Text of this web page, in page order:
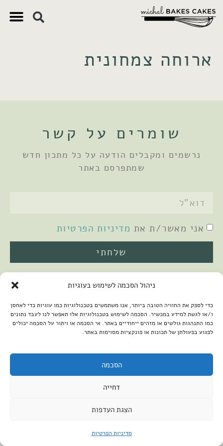
ניהול הסכמה לשימוש בעוגיות
כדי לספק את החוויה הטובה ביותר, אנו משתמשים בטכנולוגיות כמו עוגיות כדי לאחסן
ו/או לגשת למידע במכשיר. הסכמה לשימוש בטכנולוגיות אלו תאפשר לנו לעבד נתונים
כמו התנהגות גולשים או מזהים ייחודיים באתר. אי הסכמה או ויתור על הסכמה יכולים
לפגוע בפעולתן של תכונות או פונקציות מסוימות באתר.
הסכמה
דחייה
הצגת העדפות
מדיניות הפרטיות
ארוחה צמחונית
שומרים על קשר
נרשמים ומקבלים הודעה על כל מתכון חדש
שמתפרסם באתר
אני מאשר/ת את מדיניות הפרטיות
שלחתי
2026 © כל הזכויות שמורות למיכל שמיר
הצהרת נגישות